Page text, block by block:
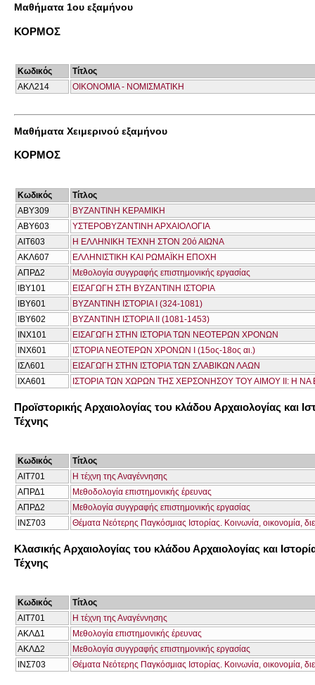
Μαθήματα 1ου εξαμήνου
ΚΟΡΜΟΣ
Κωδικός
Τίτλος
ΑΚΛ214
ΟΙΚΟΝΟΜΙΑ - ΝΟΜΙΣΜΑΤΙΚΗ
Μαθήματα Χειμερινού εξαμήνου
ΚΟΡΜΟΣ
Κωδικός
Τίτλος
ΑΒΥ309
ΒΥΖΑΝΤΙΝΗ ΚΕΡΑΜΙΚΗ
ΑΒΥ603
ΥΣΤΕΡΟΒΥΖΑΝΤΙΝΗ ΑΡΧΑΙΟΛΟΓΙΑ
ΑΙΤ603
Η ΕΛΛΗΝΙΚΗ ΤΕΧΝΗ ΣΤΟΝ 20ό ΑΙΩΝΑ
ΑΚΛ607
ΕΛΛΗΝΙΣΤΙΚΗ ΚΑΙ ΡΩΜΑΪΚΗ ΕΠΟΧΗ
ΑΠΡΔ2
Μεθολογία συγγραφής επιστημονικής εργασίας
ΙΒΥ101
ΕΙΣΑΓΩΓΗ ΣΤΗ ΒΥΖΑΝΤΙΝΗ ΙΣΤΟΡΙΑ
ΙΒΥ601
ΒΥΖΑΝΤΙΝΗ ΙΣΤΟΡΙΑ Ι (324-1081)
ΙΒΥ602
ΒΥΖΑΝΤΙΝΗ ΙΣΤΟΡΙΑ ΙΙ (1081-1453)
ΙΝΧ101
ΕΙΣΑΓΩΓΗ ΣΤΗΝ ΙΣΤΟΡΙΑ ΤΩΝ ΝΕΟΤΕΡΩΝ ΧΡΟΝΩΝ
ΙΝΧ601
ΙΣΤΟΡΙΑ ΝΕΟΤΕΡΩΝ ΧΡΟΝΩΝ Ι (15ος-18ος αι.)
ΙΣΛ601
ΕΙΣΑΓΩΓΗ ΣΤΗΝ ΙΣΤΟΡΙΑ ΤΩΝ ΣΛΑΒΙΚΩΝ ΛΑΩΝ
ΙΧΑ601
ΙΣΤΟΡΙΑ ΤΩΝ ΧΩΡΩΝ ΤΗΣ ΧΕΡΣΟΝΗΣΟΥ ΤΟΥ ΑΙΜΟΥ ΙΙ: Η
Προϊστορικής Αρχαιολογίας του κλάδου Αρχαιολογίας και
Τέχνης
Κωδικός
Τίτλος
ΑΙΤ701
Η τέχνη της Αναγέννησης
ΑΠΡΔ1
Μεθοδολογία επιστημονικής έρευνας
ΑΠΡΔ2
Μεθολογία συγγραφής επιστημονικής εργασίας
ΙΝΣ703
Θέματα Νεότερης Παγκόσμιας Ιστορίας. Κοινωνία, οικονομία,
Κλασικής Αρχαιολογίας του κλάδου Αρχαιολογίας και
Τέχνης
Κωδικός
Τίτλος
ΑΙΤ701
Η τέχνη της Αναγέννησης
ΑΚΛΔ1
Μεθολογία επιστημονικής έρευνας
ΑΚΛΔ2
Μεθολογία συγγραφής επιστημονικής εργασίας
ΙΝΣ703
Θέματα Νεότερης Παγκόσμιας Ιστορίας. Κοινωνία, οικονομία,